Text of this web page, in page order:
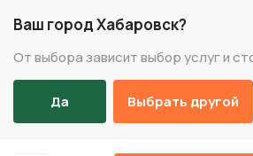
Ваш город Хабаровск?
От выбора зависит выбор услуг и
Да Выбрать другой